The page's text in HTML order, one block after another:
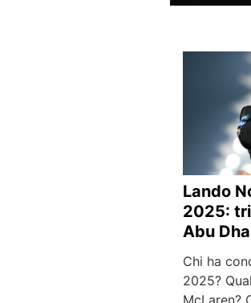
Lando
2025:
Abu
Chi ha
2025?